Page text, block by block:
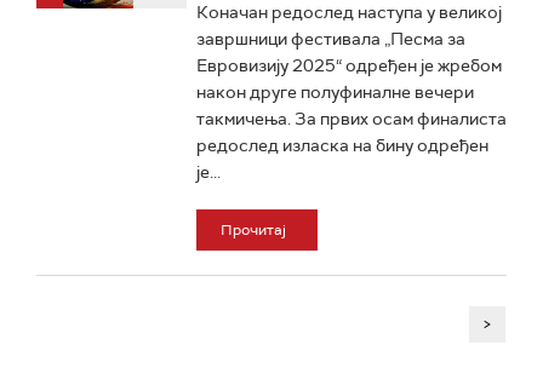
Коначан редослед наступа у великој
завршници фестивала „Песма за
Евровизију 2025“ одређен је жребом
након друге полуфиналне вечери
такмичења. За првих осам финалиста
редослед изласка на бину одређен
је...
Прочитај
>